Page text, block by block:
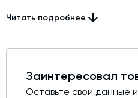
(нержавеющая сталь или
В конструкции
самонесущая шахта
прочна, а механизм шахты
Читать подробнее
Заинтересовал
Оставьте свои данные